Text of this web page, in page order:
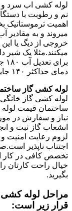
لوله کشی اب سرد
نم و رطوبت با
اهمیت ترموستاتیک
میروند و به مقادیر
خروجی از دیگ یا این
میکنند.مثلا یک شیر
دمای حداکثر ۱۴۰ جایگاه فارنهایت به کار میرود.
لوله کشی گاز
لوله کشی گاز
ساختمان قیمت
نیاز و سفارش در
انشعاب گاز ثبت و
لزوم رعایت امنیت و
اجتناب ناپذیر
تخصص کافی در کار
خیال راحت کارتان
بگیرید.
مراحل لوله کشی
قرار زیر است: